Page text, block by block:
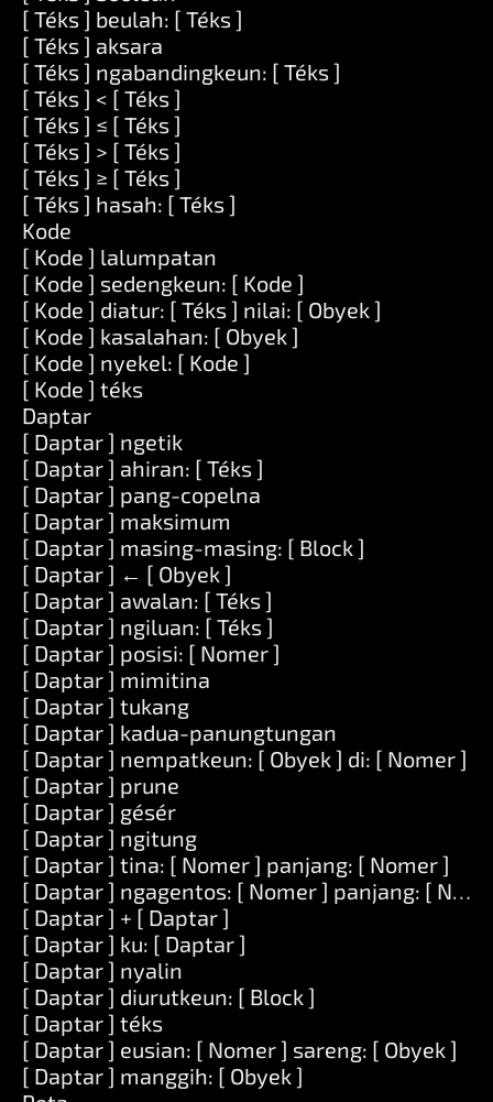
[ Téks ] beulah: [ Téks ]
[ Téks ] aksara
[ Téks ] ngabandingkeun: [ Téks ]
[ Téks ] < [ Téks ]
[ Téks ] ≤ [ Téks ]
[ Téks ] > [ Téks ]
[ Téks ] ≥ [ Téks ]
[ Téks ] hasah: [ Téks ]
Kode
[ Kode ] lalumpatan
[ Kode ] sedengkeun: [ Kode ]
[ Kode ] diatur: [ Téks ] nilai: [ Obyek ]
[ Kode ] kasalahan: [ Obyek ]
[ Kode ] nyekel: [ Kode ]
[ Kode ] téks
Daptar
[ Daptar ] ngetik
[ Daptar ] ahiran: [ Téks ]
[ Daptar ] pang-copelna
[ Daptar ] maksimum
[ Daptar ] masing-masing: [ Block ]
[ Daptar ] ← [ Obyek ]
[ Daptar ] awalan: [ Téks ]
[ Daptar ] ngiluan: [ Téks ]
[ Daptar ] posisi: [ Nomer ]
[ Daptar ] mimitina
[ Daptar ] tukang
[ Daptar ] kadua-panungtungan
[ Daptar ] nempatkeun: [ Obyek ] di: [ Nomer ]
[ Daptar ] prune
[ Daptar ] gésér
[ Daptar ] ngitung
[ Daptar ] tina: [ Nomer ] panjang: [ Nomer ]
[ Daptar ] ngagentos: [ Nomer ] panjang: [
[ Daptar ] + [ Daptar ]
[ Daptar ] ku: [ Daptar ]
[ Daptar ] nyalin
[ Daptar ] diurutkeun: [ Block ]
[ Daptar ] téks
[ Daptar ] eusian: [ Nomer ] sareng: [ Obyek ]
[ Daptar ] manggih: [ Obyek ]